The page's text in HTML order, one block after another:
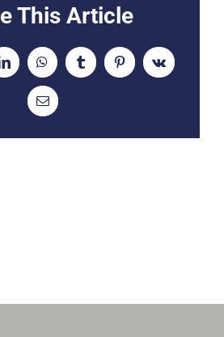
This Article
LinkedInWhatsAppTumblrPinterestVk
Email